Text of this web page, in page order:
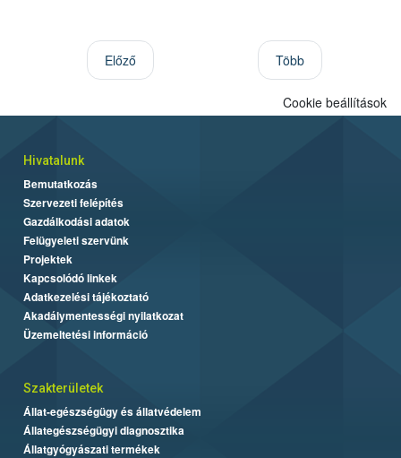
Előző Több
Cookie beállítások
Hivatalunk
Bemutatkozás
Szervezeti felépítés
Gazdálkodási adatok
Felügyeleti szervünk
Projektek
Kapcsolódó linkek
Adatkezelési tájékoztató
Akadálymentességi nyilatkozat
Üzemeltetési információ
Szakterületek
Állat-egészségügy és állatvédelem
Állategészségügyi diagnosztika
Állatgyógyászati termékek